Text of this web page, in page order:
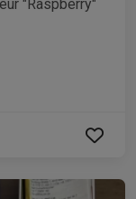
"Raspberry"